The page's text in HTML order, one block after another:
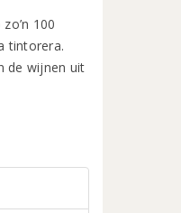
100
tintorera.
de wijnen uit